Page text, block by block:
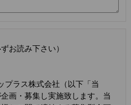
お読み下さい）
プラス株式会社（以下「当
画・募集し実施致します。当